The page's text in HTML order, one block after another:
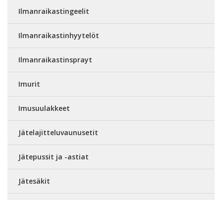
Ilmanraikastingeelit
Ilmanraikastinhyytelöt
Ilmanraikastinsprayt
Imurit
Imusuulakkeet
Jätelajitteluvaunusetit
Jätepussit ja -astiat
Jätesäkit